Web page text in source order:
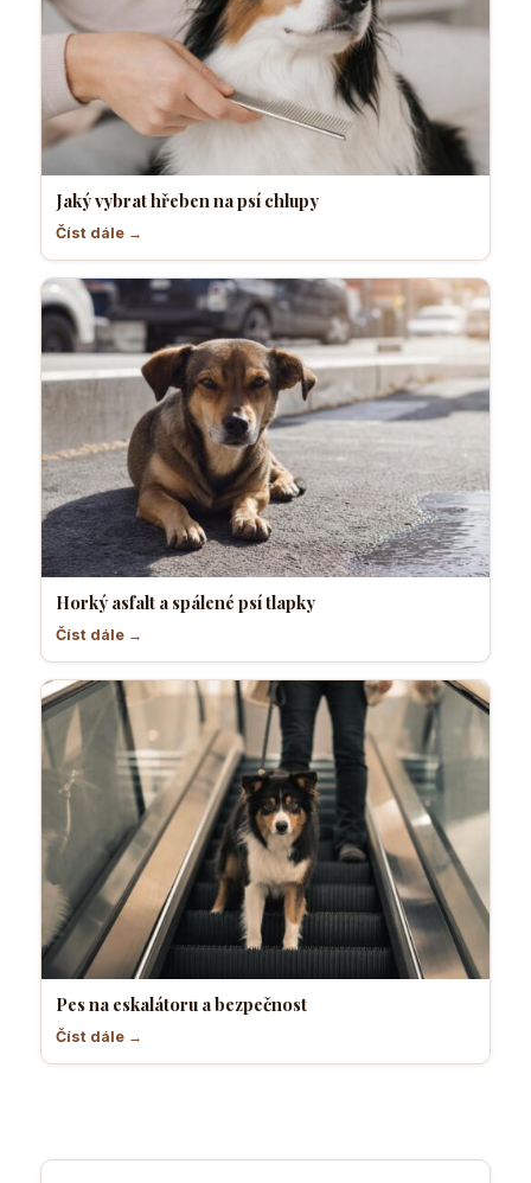
Jaký vybrat hřeben na psí chlupy
Číst dále →
Horký asfalt a spálené psí tlapky
Číst dále →
Pes na eskalátoru a bezpečnost
Číst dále →